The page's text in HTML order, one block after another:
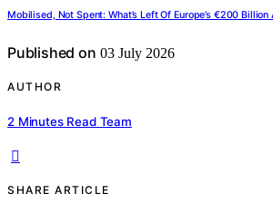
Mobilised, Not Spent: What’s Left Of Europe’s €200
Published on 03 July 2026
AUTHOR
2 Minutes Read Team
SHARE ARTICLE